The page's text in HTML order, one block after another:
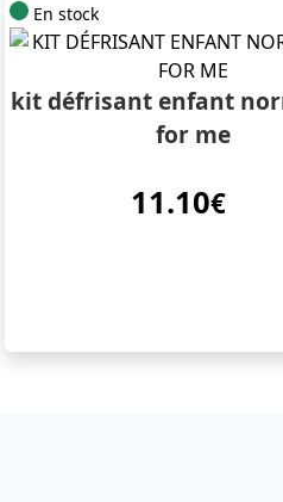
En stock
kit défrisant enfant
for me
11.10€